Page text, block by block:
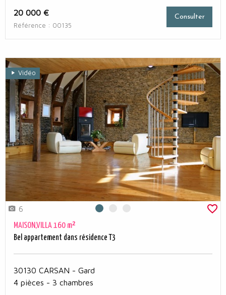
20 000 €
Référence : 00135
Consulter
Vidéo
6 Photo 0
Photo 1Photo 2
MAISON,VILLA 160 m²
Bel appartement dans résidence T3
30130 CARSAN - Gard
4 pièces - 3 chambres